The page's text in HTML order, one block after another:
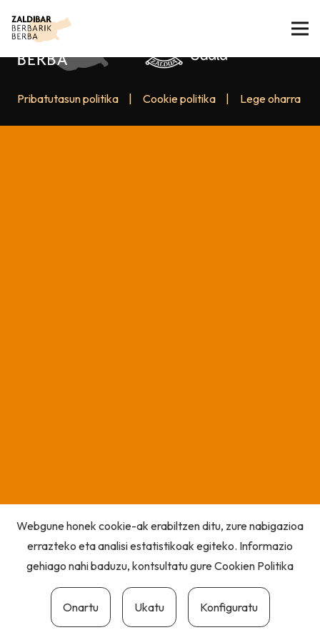
Pribatutasun politika Cookie politika Lege oharra
Webgune honek cookie-ak erabiltzen ditu, zure nabigazioa
errazteko eta analisi estatistikoak egiteko. Informazio
gehiago nahi baduzu, kontsultatu gureCookien Politika
Onartu Ukatu Konfiguratu